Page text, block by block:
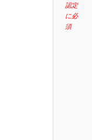
認定
に必
須